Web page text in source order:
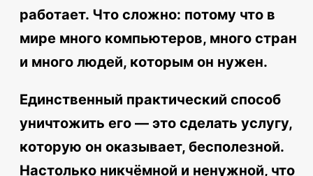
работает. Что сложно: потому что в
мире много компьютеров, много стран
и много людей, которым он нужен.
Единственный практический способ
уничтожить его — это сделать услугу,
которую он оказывает, бесполезной.
Настолько никчёмной и ненужной, что